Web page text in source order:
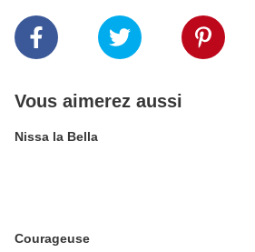
Vous aimerez aussi
Nissa la Bella
Courageuse